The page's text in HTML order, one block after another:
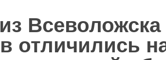
Всеволожска
отличились